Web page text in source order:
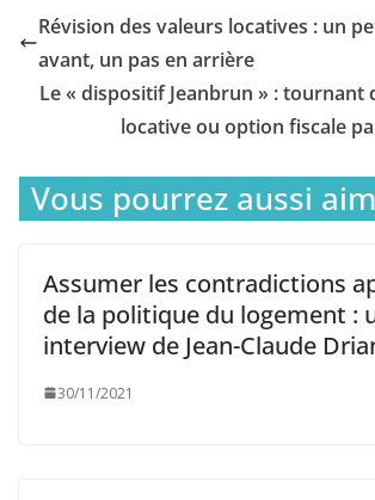
Révision des valeurs locatives : un
avant, un pas en arrière
Le « dispositif Jeanbrun » : tournant
locative ou option fiscale
Vous pourrez aussi
Assumer les contradictions
de la politique du logement :
interview de Jean-Claude
30/11/2021